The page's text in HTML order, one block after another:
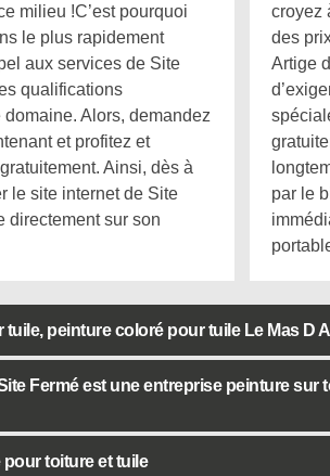
milieu !C’est pourquoi
le plus rapidement
aux services de Site
qualifications
Alors, demandez
et profitez et
Ainsi, dès à
le site internet de Site
directement sur son
croyez
des
Artige
par le
peinture coloré pour tuile Le Mas D
Fermé est une entreprise peinture sur
toiture et tuile